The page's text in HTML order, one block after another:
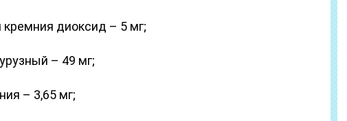
диоксид – 5 мг;
– 49 мг;
– 3,65 мг;